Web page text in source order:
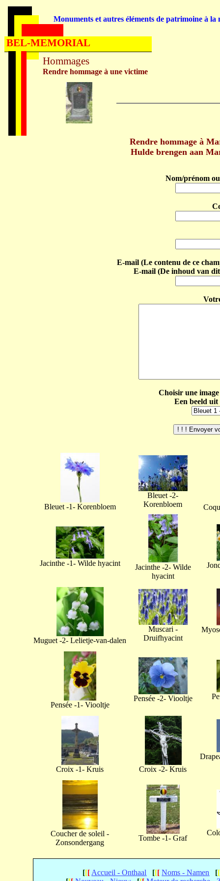
Rendre hommage à
Hulde brengen aan
Nom/prénom
E-mail (Le contenu de ce
E-mail (De inhoud van
Choisir une
Een beeld
Bleuet -1- Korenbloem
Bleuet -2-
Korenbloem
Jacinthe -1- Wilde hyacint
Jacinthe -2- Wilde
hyacint
Muguet -2- Lelietje-van-dalen
Muscari -
Druifhyacint
Pensée -1- Viooltje
Pensée -2- Viooltje
Croix -1- Kruis Croix -2- Kruis
Coucher de soleil -
Zonsondergang
Tombe -1- Graf
[[[ Accueil - Onthaal [[[ Noms - Namen [[
Hommages
Rendre hommage à une victime
Monuments et autres éléments de patrimoine à la
BEL-MEMORIAL